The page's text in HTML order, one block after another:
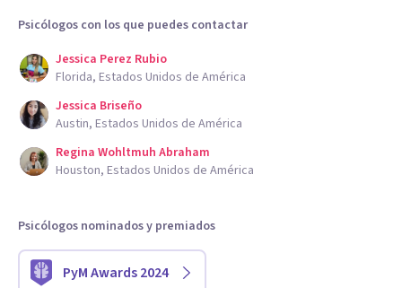
Psicólogos con los que puedes contactar
Jessica Perez Rubio
Florida, Estados Unidos de América
Jessica Briseño
Austin, Estados Unidos de América
Regina Wohltmuh Abraham
Houston, Estados Unidos de América
Psicólogos nominados y premiados
PyM Awards 2024